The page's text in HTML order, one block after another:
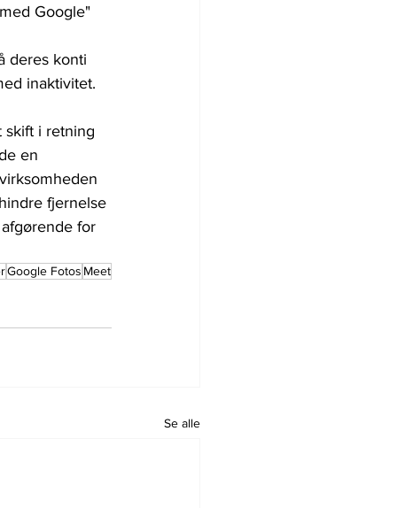
Google"
deres konti
inaktivitet.
i retning
en
fjernelse
for
Google Fotos Meet
Se alle